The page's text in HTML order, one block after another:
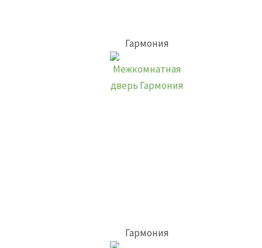
Гармония
Гармония